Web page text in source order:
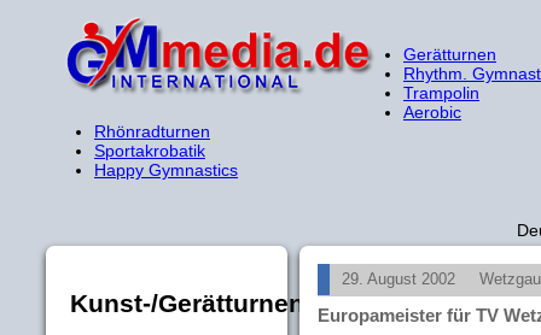
Gerätturnen
Rhythm.
Trampolin
Aerobic
Rhönradturnen
Sportakrobatik
Happy Gymnastics
Kunst-/Gerätturnen
29. August 2002 Wetzgau
Europameister für TV